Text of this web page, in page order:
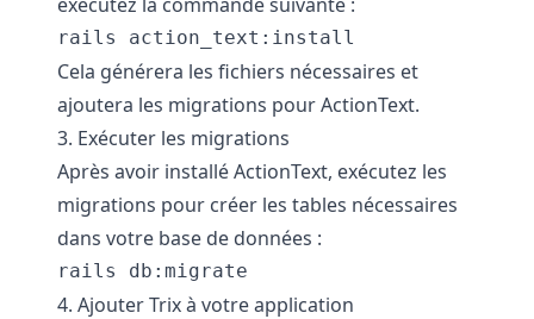
rails action_text:install
Cela générera les fichiers nécessaires et
ajoutera les migrations pour ActionText.
3. Exécuter les migrations
Après avoir installé ActionText, exécutez les
migrations pour créer les tables nécessaires
dans votre base de données :
rails db:migrate
4. Ajouter Trix à votre application